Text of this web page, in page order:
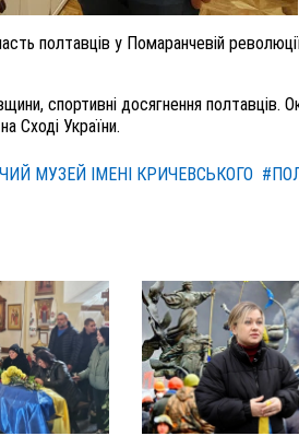
полтавців у Помаранчевій
спортивні досягнення полтавців.
Сході України.
МУЗЕЙ ІМЕНІ КРИЧЕВСЬКОГО